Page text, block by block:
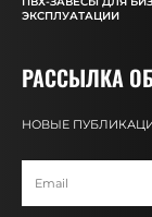
ЭКСПЛУАТАЦИИ
РАССЫЛКА
НОВЫЕ